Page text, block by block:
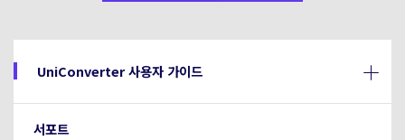
DVD / CD 사용자
지원되는 형식, 장치 및 GPU의 전체 목록.
새로운 정보
UniConverter 사용자 가이드
서포트